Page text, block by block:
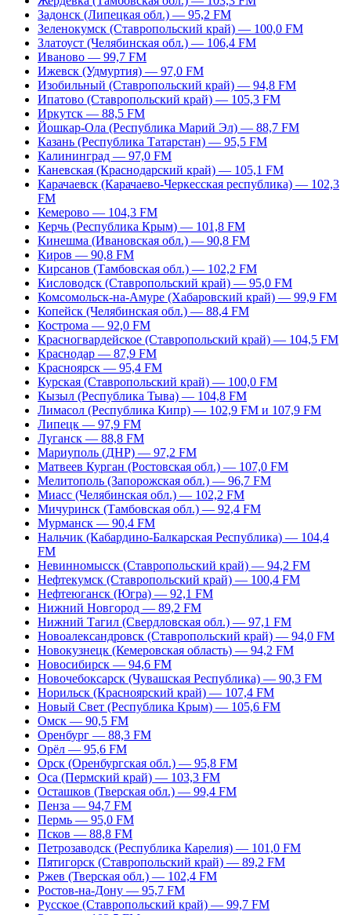
Задонск (Липецкая обл.) — 95,2 FM
Зеленокумск (Ставропольский край) — 100,0 FM
Златоуст (Челябинская обл.) — 106,4 FM
Иваново — 99,7 FM
Ижевск (Удмуртия) — 97,0 FM
Изобильный (Ставропольский край) — 94,8 FM
Ипатово (Ставропольский край) — 105,3 FM
Иркутск — 88,5 FM
Йошкар-Ола (Республика Марий Эл) — 88,7 FM
Казань (Республика Татарстан) — 95,5 FM
Калининград — 97,0 FM
Каневская (Краснодарский край) — 105,1 FM
Карачаевск (Карачаево-Черкесская республика) — 102,3
FM
Кемерово — 104,3 FM
Керчь (Республика Крым) — 101,8 FM
Кинешма (Ивановская обл.) — 90,8 FM
Киров — 90,8 FM
Кирсанов (Тамбовская обл.) — 102,2 FM
Кисловодск (Ставропольский край) — 95,0 FM
Комсомольск-на-Амуре (Хабаровский край) — 99,9 FM
Копейск (Челябинская обл.) — 88,4 FM
Кострома — 92,0 FM
Красногвардейское (Ставропольский край) — 104,5 FM
Краснодар — 87,9 FM
Красноярск — 95,4 FM
Курская (Ставропольский край) — 100,0 FM
Кызыл (Республика Тыва) — 104,8 FM
Лимасол (Республика Кипр) — 102,9 FM и 107,9 FM
Липецк — 97,9 FM
Луганск — 88,8 FM
Мариуполь (ДНР) — 97,2 FM
Матвеев Курган (Ростовская обл.) — 107,0 FM
Мелитополь (Запорожская обл.) — 96,7 FM
Миасс (Челябинская обл.) — 102,2 FM
Мичуринск (Тамбовская обл.) — 92,4 FM
Мурманск — 90,4 FM
Нальчик (Кабардино-Балкарская Республика) — 104,4
FM
Невинномысск (Ставропольский край) — 94,2 FM
Нефтекумск (Ставропольский край) — 100,4 FM
Нефтеюганск (Югра) — 92,1 FM
Нижний Новгород — 89,2 FM
Нижний Тагил (Свердловская обл.) — 97,1 FM
Новоалександровск (Ставропольский край) — 94,0 FM
Новокузнецк (Кемеровская область) — 94,2 FM
Новосибирск — 94,6 FM
Новочебоксарск (Чувашская Республика) — 90,3 FM
Норильск (Красноярский край) — 107,4 FM
Новый Свет (Республика Крым) — 105,6 FM
Омск — 90,5 FM
Оренбург — 88,3 FM
Орёл — 95,6 FM
Орск (Оренбургская обл.) — 95,8 FM
Оса (Пермский край) — 103,3 FM
Осташков (Тверская обл.) — 99,4 FM
Пенза — 94,7 FM
Пермь — 95,0 FM
Псков — 88,8 FM
Петрозаводск (Республика Карелия) — 101,0 FM
Пятигорск (Ставропольский край) — 89,2 FM
Ржев (Тверская обл.) — 102,4 FM
Ростов-на-Дону — 95,7 FM
Русское (Ставропольский край) — 99,7 FM